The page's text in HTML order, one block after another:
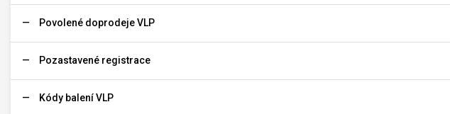
Povolené doprodeje VLP
Pozastavené registrace
Kódy balení VLP